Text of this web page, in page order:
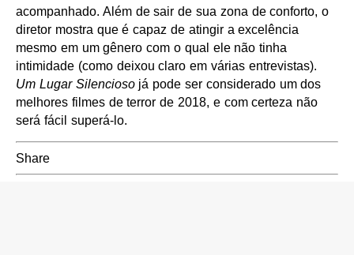
acompanhado. Além de sair de sua zona de conforto, o
diretor mostra que é capaz de atingir a excelência
mesmo em um gênero com o qual ele não tinha
intimidade (como deixou claro em várias entrevistas).
Um Lugar Silenciosojá pode ser considerado um dos
melhores filmes de terror de 2018, e com certeza não
será fácil superá-lo.
Share